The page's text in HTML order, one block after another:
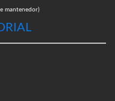
mantenedor)